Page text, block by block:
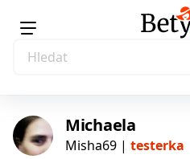
Michaela
Misha69 | testerka